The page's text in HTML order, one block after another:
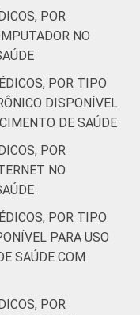
maio de 2015.
pesquisa-tic-
coletados
de 2013.
2013
POR
NO
POR TIPO
DISPONÍVEL
DE SAÚDE
POR
NO
POR TIPO
PARA USO
SAÚDE COM
POR